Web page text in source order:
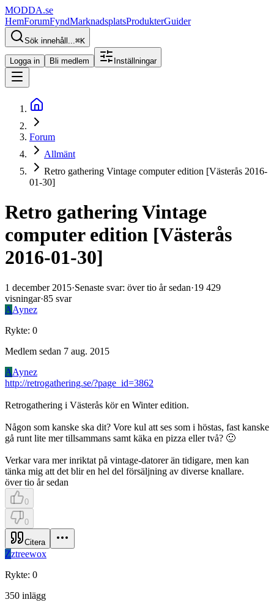
MODDA.se
HemForumFyndMarknadsplatsProdukterGuider
Sök innehåll...⌘K
Logga in Bli medlem Inställningar
Forum
Allmänt
Retro gathering Vintage computer edition [Västerås 2016-
01-30]
Retro gathering Vintage
computer edition [Västerås
2016-01-30]
1 december 2015·Senaste svar: över tio år sedan·19 429
visningar·85 svar
AAynez
Rykte: 0
Medlem sedan 7 aug. 2015
AAynez
http://retrogathering.se/?page_id=3862
Retrogathering i Västerås kör en Winter edition.
Någon som kanske ska dit? Vore kul att ses som i höstas, fast kanske
gå runt lite mer tillsammans samt käka en pizza eller två? 🙂
Verkar vara mer inriktat på vintage-datorer än tidigare, men kan
tänka mig att det blir en hel del försäljning av diverse knallare.
över tio år sedan
0
0
Citera
Zztreewox
Rykte: 0
350 inlägg